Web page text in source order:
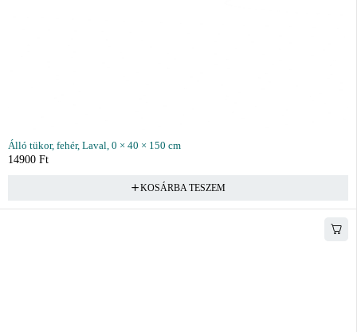
Álló tükor, fehér, Laval, 0 × 40 × 150 cm
14900 Ft
KOSÁRBA TESZEM